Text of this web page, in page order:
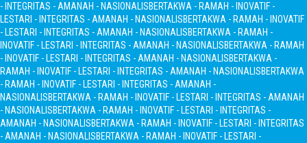
- INTEGRITAS - AMANAH - NASIONALISBERTAKWA - RAMAH - INOVATIF -
LESTARI - INTEGRITAS - AMANAH - NASIONALISBERTAKWA - RAMAH - INOVATIF
- LESTARI - INTEGRITAS - AMANAH - NASIONALISBERTAKWA - RAMAH -
INOVATIF - LESTARI - INTEGRITAS - AMANAH - NASIONALISBERTAKWA - RAMAH
- INOVATIF - LESTARI - INTEGRITAS - AMANAH - NASIONALISBERTAKWA -
RAMAH - INOVATIF - LESTARI - INTEGRITAS - AMANAH - NASIONALISBERTAKWA
- RAMAH - INOVATIF - LESTARI - INTEGRITAS - AMANAH -
NASIONALISBERTAKWA - RAMAH - INOVATIF - LESTARI - INTEGRITAS - AMANAH
- NASIONALISBERTAKWA - RAMAH - INOVATIF - LESTARI - INTEGRITAS -
AMANAH - NASIONALISBERTAKWA - RAMAH - INOVATIF - LESTARI - INTEGRITAS
- AMANAH - NASIONALISBERTAKWA - RAMAH - INOVATIF - LESTARI -